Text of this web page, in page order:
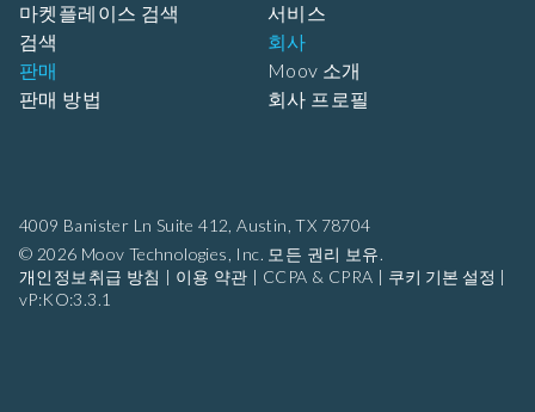
4009 Banister Ln Suite 412, Austin, TX 78704
© 2026 Moov Technologies, Inc. 모든 권리 보유.
개인정보취급 방침 | 이용 약관 | CCPA & CPRA | 쿠키 기본 설정 |
vP:KO:3.3.1
마켓플레이스 검색
검색
판매
판매 방법
서비스
회사
Moov 소개
회사 프로필